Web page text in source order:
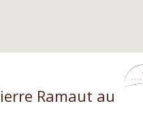
Ramaut au